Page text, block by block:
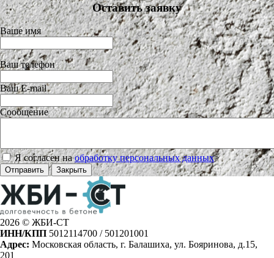
Оставить заявку
Ваше имя
Ваш телефон
Ваш E-mail
Сообщение
Я согласен наобработку персональных данных>
Отправить Закрыть
2026 © ЖБИ-СТ
ИНН/КПП 5012114700 / 501201001
Адрес: Московская область, г. Балашиха, ул. Бояринова, д.15,
201